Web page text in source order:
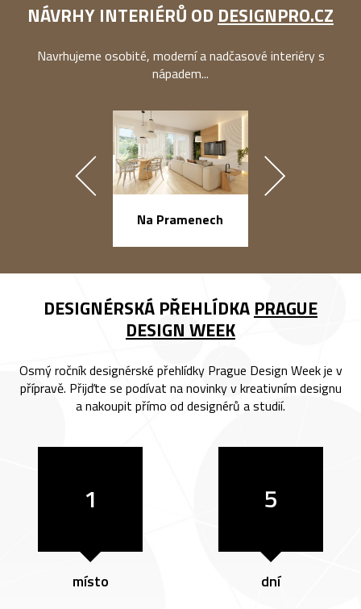
NÁVRHY INTERIÉRŮ OD DESIGNPRO.CZ
Navrhujeme osobité, moderní a nadčasové interiéry s
nápadem...
Na Pramenech
DESIGNÉRSKÁ PŘEHLÍDKA PRAGUE
DESIGN WEEK
Osmý ročník designérské přehlídky Prague Design Week je v
přípravě. Přijďte se podívat na novinky v kreativním designu
a nakoupit přímo od designérů a studií.
1
místo
5
dní